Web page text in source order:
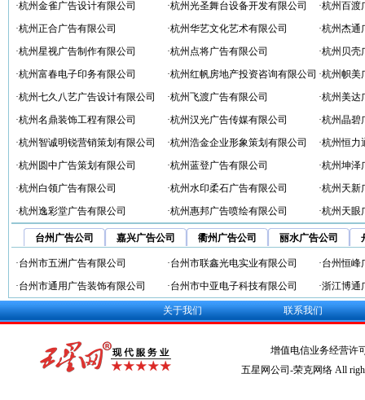
·杭州金雀广告设计有限公司 ·杭州光圣舞台设备开发有限公司 ·杭州百渡
·杭州正合广告有限公司 ·杭州华艺文化艺术有限公司 ·杭州杰通
·杭州星视广告制作有限公司 ·杭州点将广告有限公司 ·杭州贝壳
·杭州富春电子印务有限公司 ·杭州红帆房地产投资咨询有限公司 ·杭州帜美
·杭州七久八艺广告设计有限公司 ·杭州飞渡广告有限公司 ·杭州美达
·杭州名鼎装饰工程有限公司 ·杭州汉光广告传媒有限公司 ·杭州晶碧
·杭州智诚明锐营销策划有限公司 ·杭州浩金企业形象策划有限公司 ·杭州恒力
·杭州圆中广告策划有限公司 ·杭州蓝登广告有限公司 ·杭州坤泽
·杭州白领广告有限公司 ·杭州水印柔石广告有限公司 ·杭州天新
·杭州逸彩堂广告有限公司 ·杭州惠邦广告喷绘有限公司 ·杭州天眼
台州广告公司 嘉兴广告公司 衢州广告公司 丽水广告公司
·台州市五洲广告有限公司 ·台州市联鑫光电实业有限公司 ·台州恒峰
·台州市通用广告装饰有限公司 ·台州市中亚电子科技有限公司 ·浙江博通
关于我们 联系我们
增值电信业务经营许
五星网公司-荣克网络 All